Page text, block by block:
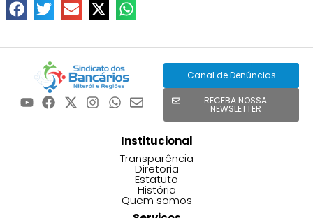
Canal de Denúncias
RECEBA NOSSA
NEWSLETTER
Institucional
Transparência
Diretoria
Estatuto
História
Quem somos